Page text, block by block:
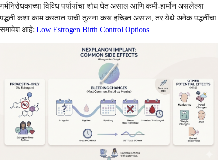
गर्भनिरोधकाच्या विविध पर्यायांचा शोध घेत असाल आणि कमी-हार्मोन असलेल्या
पद्धती कशा काम करतात याची तुलना करू इच्छित असाल, तर येथे अनेक पद्धतींचा
समावेश आहे: Low Estrogen Birth Control Options